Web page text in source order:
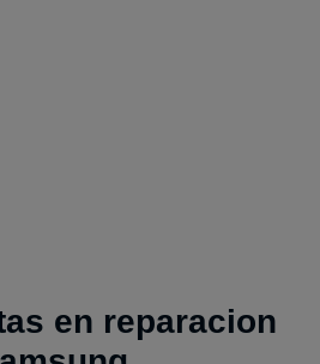
en reparacion